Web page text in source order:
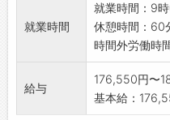
就業時間
就業時間：9
休憩時間：60
時間外労働時
給与
176,550円〜
基本給：